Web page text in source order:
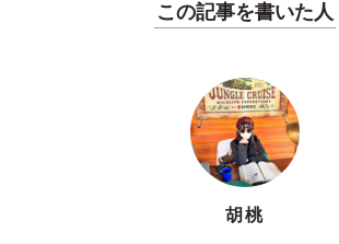
この記事を書いた人
胡桃